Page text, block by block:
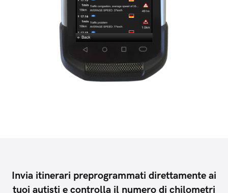
Invia itinerari preprogrammati direttamente ai
tuoi autisti e controlla il numero di chilometri